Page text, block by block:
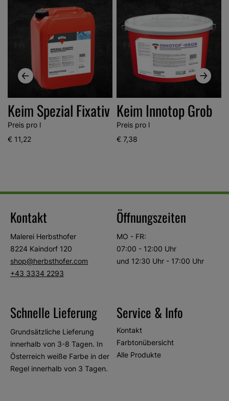
Keim Spezial Fixativ
Preis pro l
€ 11,22
Keim Innotop Grob
Preis pro l
€ 7,38
Kontakt
Malerei Herbsthofer
8224 Kaindorf 120
shop@herbsthofer.com
+43 3334 2293
Öffnungszeiten
MO - FR:
07:00 - 12:00 Uhr
und 12:30 Uhr - 17:00 Uhr
Schnelle Lieferung
Grundsätzliche Lieferung
innerhalb von 3-8 Tagen. In
Österreich weiße Farbe in der
Regel innerhalb von 3 Tagen.
Service & Info
Kontakt
Farbtonübersicht
Alle Produkte